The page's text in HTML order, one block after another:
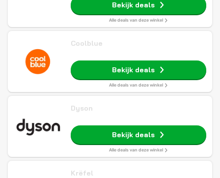
Bekijk deals
Alle deals van deze winkel
Coolblue
Bekijk deals
Alle deals van deze winkel
Dyson
Bekijk deals
Alle deals van deze winkel
Krëfel